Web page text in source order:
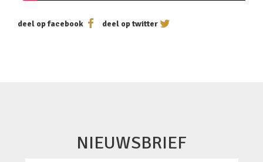
deel op facebook deel op twitter
NIEUWSBRIEF